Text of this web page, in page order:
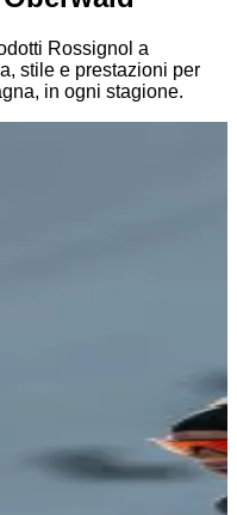
Rossignol a
stile e prestazioni per
in ogni stagione.